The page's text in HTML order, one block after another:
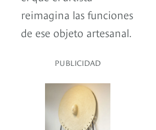
reimagina las funciones
de ese objeto artesanal.
PUBLICIDAD